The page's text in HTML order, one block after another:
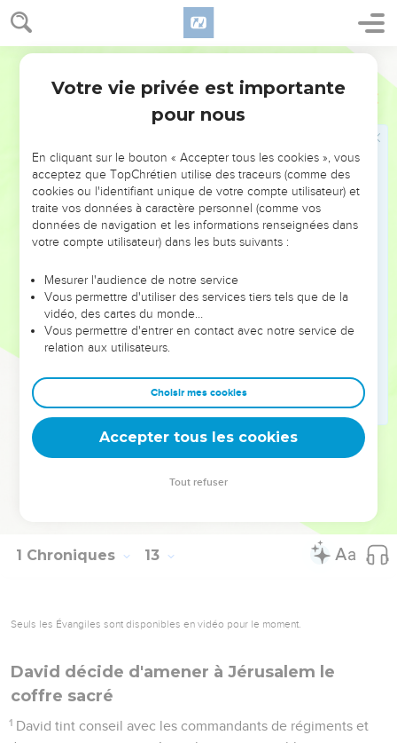
1 Chroniques 12
36 De la tribu de Dan, 28 600 soldats prêts à se mettre en
ligne de bataille.
De la tribu d’Asser, 40 000 soldats bien entraînés et prêts,
eux aussi, à se mettre en ligne de bataille.
Des tribus installées à l’est du Jourdain, Ruben, Gad et la
sortes d’armes.
Tous ces soldats, prêts à se ranger en bataille, vinrent à
Hébron et de tout cœur proclamèrent David roi sur
l’ensemble d’Israël. Les autres Israélites étaient tous
Ils restèrent là trois jours avec David, mangeant et buvant
ce que leurs concitoyens avaient préparé pour eux.
De plus des gens des régions voisines, et même d’Issakar,
de Zabulon et de Neftali, apportaient des quantités de vivres,
à dos d’ânes, de chameaux, de mulets et de bœufs : de la
farine, des gâteaux de figues, des grappes de raisins secs, du
vin, de l’huile ; on amenait même des bœufs et des moutons.
Tout le pays en effet vivait dans la joie.
© Société biblique française – Bibli’O, 1997, avec autorisation. Pour vous procurer
1 Chroniques 13
Seuls les Évangiles sont disponibles en vidéo pour le moment.
David décide d'amener à Jérusalem le
coffre sacré
1 David tint conseil avec les commandants de régiments et
Votre vie privée est importante
pour nous
En cliquant sur le bouton « Accepter tous les cookies », vous
acceptez que TopChrétien utilise des traceurs (comme des
cookies ou l'identifiant unique de votre compte utilisateur) et
traite vos données à caractère personnel (comme vos
données de navigation et les informations renseignées dans
votre compte utilisateur) dans les buts suivants :
Mesurer l'audience de notre service
Vous permettre d'utiliser des services tiers tels que de la
vidéo, des cartes du monde…
Vous permettre d'entrer en contact avec notre service de
relation aux utilisateurs.
Choisir mes cookies
Accepter tous les cookies
Tout refuser